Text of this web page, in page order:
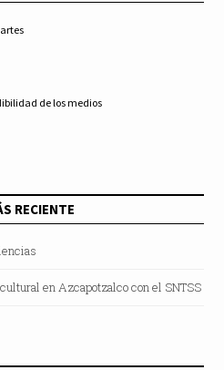
de los medios
RECIENTE
en Azcapotzalco con el SNTSS